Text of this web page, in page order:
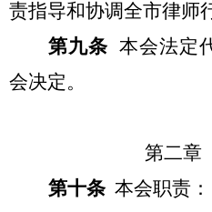
责指导和协调全市律师
第九条 本会法定
会决定。
第二
第十条 本会职责：